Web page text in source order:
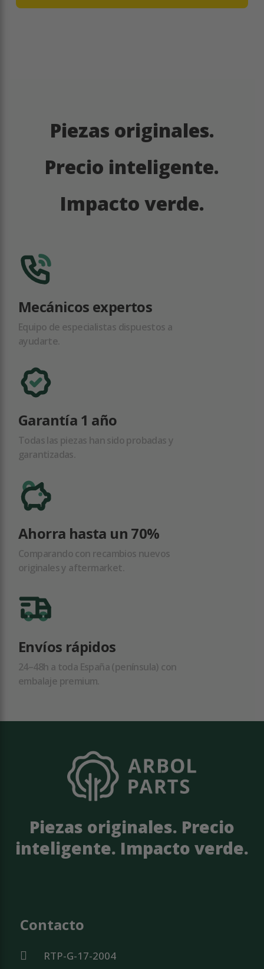
Piezas originales.
Precio inteligente.
Impacto verde.
Mecánicos expertos
Equipo de especialistas dispuestos a
ayudarte.
Garantía 1 año
Todas las piezas han sido probadas y
garantizadas.
Ahorra hasta un 70%
Comparando con recambios nuevos
originales y aftermarket.
Envíos rápidos
24–48h a toda España (península) con
embalaje premium.
Piezas originales. Precio
inteligente. Impacto verde.
Contacto
RTP-G-17-2004